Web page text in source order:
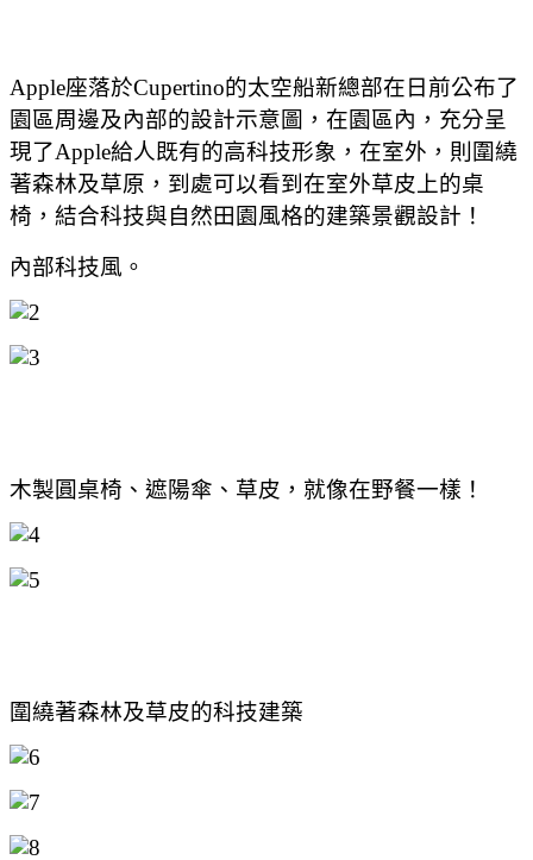
Apple座落於Cupertino的太空船新總部在日前公布了
園區周邊及內部的設計示意圖，在園區內，充分呈
現了Apple給人既有的高科技形象，在室外，則圍繞
著森林及草原，到處可以看到在室外草皮上的桌
椅，結合科技與自然田園風格的建築景觀設計！
內部科技風。
木製圓桌椅、遮陽傘、草皮，就像在野餐一樣！
圍繞著森林及草皮的科技建築